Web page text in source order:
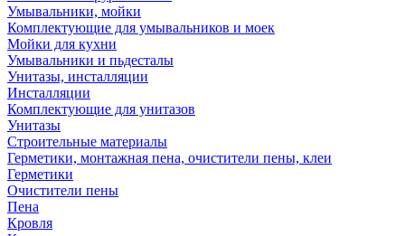
Умывальники, мойки
Комплектующие для умывальников и моек
Мойки для кухни
Умывальники и пьдесталы
Унитазы, инсталляции
Инсталляции
Комплектующие для унитазов
Унитазы
Строительные материалы
Герметики, монтажная пена, очистители пены, клеи
Герметики
Очистители пены
Пена
Кровля